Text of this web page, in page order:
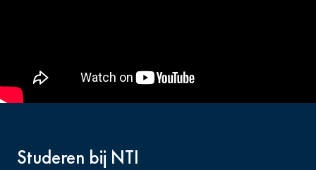
Studeren bij NTI